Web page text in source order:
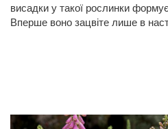
висадки у такої рослинки
Вперше воно зацвіте лише в